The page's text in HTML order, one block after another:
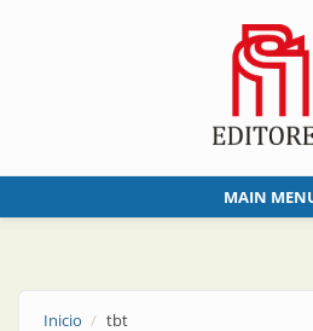
MAIN
Inicio tbt